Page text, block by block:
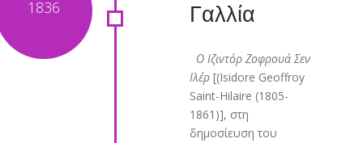
Γαλλία
Ο Ιζιντόρ Ζοφρουά Σεν
Ιλέρ [(Isidore Geoffroy
Saint-Hilaire (1805-
1861)], στη
δημοσίευση του